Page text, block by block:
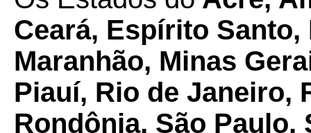
Ceará, Espírito
Maranhão, Minas
Piauí, Rio de Janeiro,
Rondônia, São Paulo,